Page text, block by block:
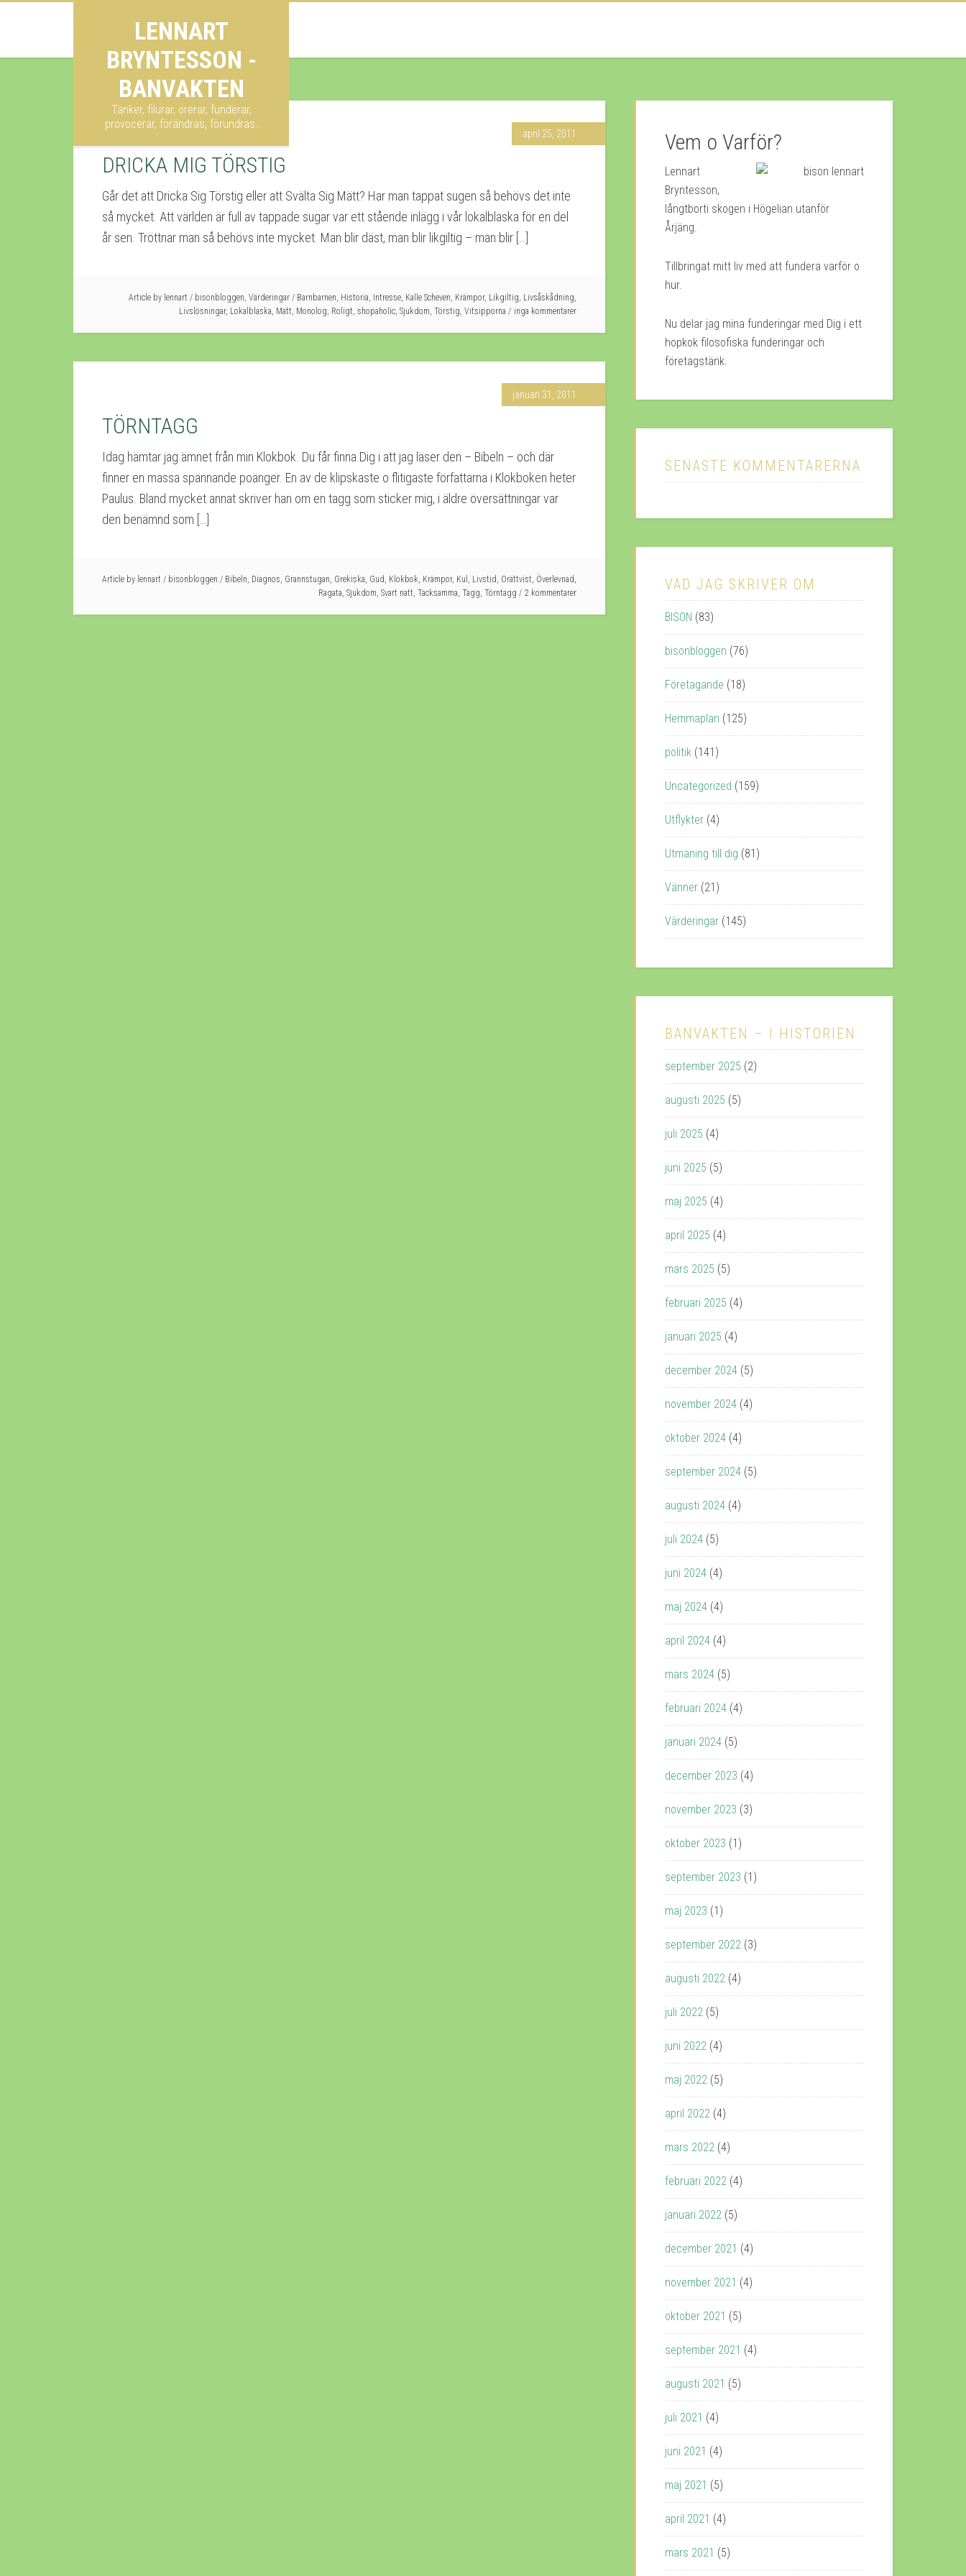
LENNART
BRYNTESSON -
BANVAKTEN
Tänker, filurar, orerar, funderar,
provocerar, förändras, förundras.
april 25, 2011
DRICKA MIG TÖRSTIG
Går det att Dricka Sig Törstig eller att Svälta Sig Mätt? Har man tappat sugen så behövs det inte
så mycket. Att världen är full av tappade sugar var ett stående inlägg i vår lokalblaska för en del
år sen. Tröttnar man så behövs inte mycket. Man blir däst, man blir likgiltig – man blir […]
Article by lennart / bisonbloggen, Värderingar / Barnbarnen, Historia, Intresse, Kalle Scheven, Krämpor, Likgiltig, Livsåskådning,
Livslösningar, Lokalblaska, Mätt, Monolog, Roligt, shopaholic, Sjukdom, Törstig, Vitsipporna inga kommentarer
januari 31, 2011
TÖRNTAGG
Idag hämtar jag ämnet från min Klokbok. Du får finna Dig i att jag läser den – Bibeln – och där
finner en massa spännande poänger. En av de klipskaste o flitigaste författarna i Klokboken heter
Paulus. Bland mycket annat skriver han om en tagg som sticker mig, i äldre översättningar var
den benämnd som […]
Article by lennart / bisonbloggen / Bibeln, Diagnos, Grannstugan, Grekiska, Gud, Klokbok, Krämpor, Kul , Livstid, Orättvist, Överlevnad,
Ragata, Sjukdom, Svart natt, Tacksamma, Tagg, Törntagg 2 kommentarer
Vem o Varför?
Lennart
Bryntesson,
långtborti skogen i Högelian utanför
Årjäng.
Tillbringat mitt liv med att fundera varför o
hur.
Nu delar jag mina funderingar med Dig i ett
hopkok filosofiska funderingar och
företagstänk.
SENASTE KOMMENTARERNA
VAD JAG SKRIVER OM
BISON (83)
bisonbloggen (76)
Företagande (18)
Hemmaplan (125)
politik (141)
Uncategorized (159)
Utflykter (4)
Utmaning till dig (81)
Vänner (21)
Värderingar (145)
BANVAKTEN – I HISTORIEN
september 2025 (2)
augusti 2025 (5)
juli 2025 (4)
juni 2025 (5)
maj 2025 (4)
april 2025 (4)
mars 2025 (5)
februari 2025 (4)
januari 2025 (4)
december 2024 (5)
november 2024 (4)
oktober 2024 (4)
september 2024 (5)
augusti 2024 (4)
juli 2024 (5)
juni 2024 (4)
maj 2024 (4)
april 2024 (4)
mars 2024 (5)
februari 2024 (4)
januari 2024 (5)
december 2023 (4)
november 2023 (3)
oktober 2023 (1)
september 2023 (1)
maj 2023 (1)
september 2022 (3)
augusti 2022 (4)
juli 2022 (5)
juni 2022 (4)
maj 2022 (5)
april 2022 (4)
mars 2022 (4)
februari 2022 (4)
januari 2022 (5)
december 2021 (4)
november 2021 (4)
oktober 2021 (5)
september 2021 (4)
augusti 2021 (5)
juli 2021 (4)
juni 2021 (4)
maj 2021 (5)
april 2021 (4)
mars 2021 (5)